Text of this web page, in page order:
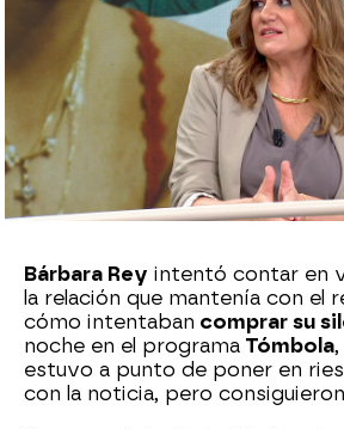
Sara Sanz Navarro
Publicado: 27 de septiembre de
WhatsappFacebook
X Flipboard
Bárbara Rey intentó contar en
la relación que mantenía con el
cómo intentaban comprar su
noche en el programa Tómbola
estuvo a punto de poner en
con la noticia, pero